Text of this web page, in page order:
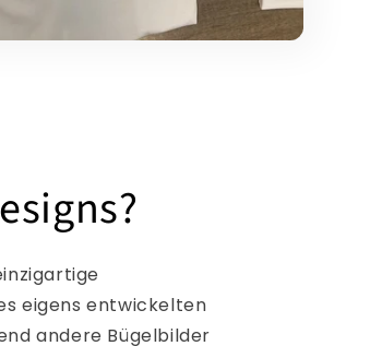
eigens entwickelten
andere Bügelbilder